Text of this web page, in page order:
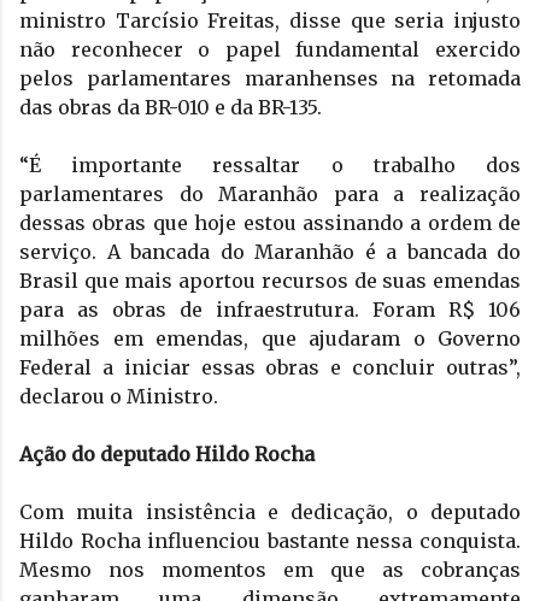
ministro Tarcísio Freitas, disse que seria injusto
não reconhecer o papel fundamental exercido
pelos parlamentares maranhenses na retomada
das obras da BR-010 e da BR-135.
“É importante ressaltar o trabalho dos
parlamentares do Maranhão para a realização
dessas obras que hoje estou assinando a ordem de
serviço. A bancada do Maranhão é a bancada do
Brasil que mais aportou recursos de suas emendas
para as obras de infraestrutura. Foram R$ 106
milhões em emendas, que ajudaram o Governo
Federal a iniciar essas obras e concluir outras”,
declarou o Ministro.
Ação do deputado Hildo Rocha
Com muita insistência e dedicação, o deputado
Hildo Rocha influenciou bastante nessa conquista.
Mesmo nos momentos em que as cobranças